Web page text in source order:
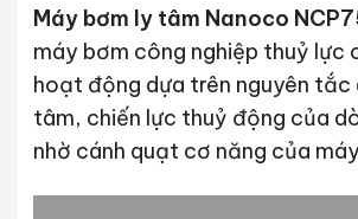
Máy bơm ly tâm Nanoco
máy bơm công nghiệp thuỷ lực
hoạt động dựa trên nguyên tắc
tâm, chiến lực thuỷ động của
nhờ cánh quạt cơ năng của